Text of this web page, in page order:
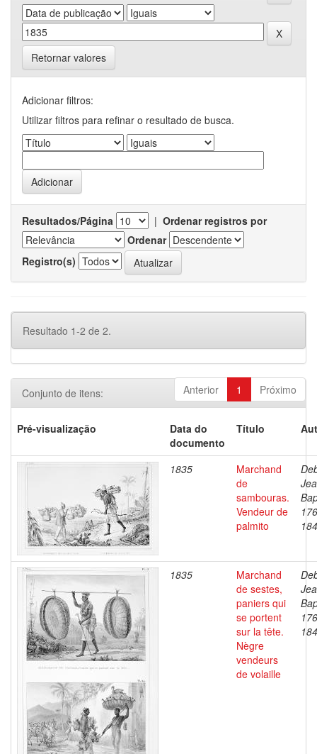
Retornar valores
Adicionar filtros:
Utilizar filtros para refinar o resultado de busca.
Resultados/Página | Ordenar registros por
Ordenar
Registro(s)
Resultado 1-2 de 2.
Anterior 1 Próximo
Conjunto de itens:
Pré-visualização
Data do
documento
Título
1835
Marchand
de
sambouras.
Vendeur de
palmito
1835
Marchand
de sestes,
paniers qui
se portent
sur la tête.
Nègre
vendeurs
de volaille